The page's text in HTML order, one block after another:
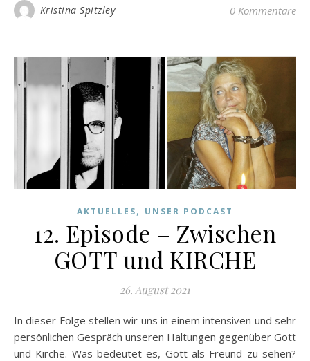
Kristina Spitzley 0 Kommentare
AKTUELLES, UNSER PODCAST
12. Episode – Zwischen
GOTT und KIRCHE
26. August 2021
In dieser Folge stellen wir uns in einem intensiven und sehr
persönlichen Gespräch unseren Haltungen gegenüber Gott
und Kirche. Was bedeutet es, Gott als Freund zu sehen?